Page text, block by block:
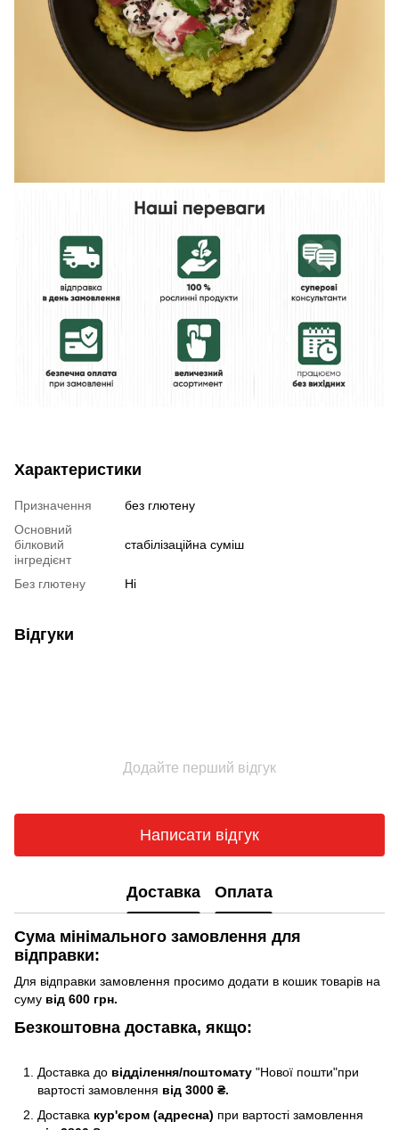
Характеристики
Призначення
без глютену
Основний
білковий
інгредієнт
стабілізаційна суміш
Без глютену Ні
Відгуки
Додайте перший відгук
Написати відгук
Доставка Оплата
Сума мінімального замовлення для
відправки:
Для відправки замовлення просимо додати в кошик товарів на
суму від 600 грн.
Безкоштовна доставка, якщо:
Доставка до відділення/поштомату "Нової пошти"при
вартості замовлення від 3000 ₴.
Доставка кур'єром (адресна) при вартості замовлення